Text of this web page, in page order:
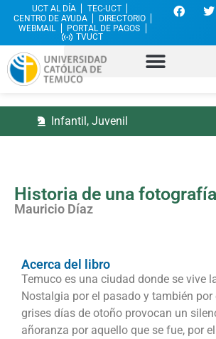
UCT AL DÍA
TEC-UCT
CENTRO DE AYUDA
DIRECTORIO
WEBMAIL
PORTAL DE PAGOS
TVUCT
Infantil, Juvenil
Historia de una fotografía
Mauricio Díaz
Acerca del libro
Temuco es una ciudad donde se vive
Nostalgia por el pasado y también
grises días de otoño provocan un
añoranza por aquello que se fue, por